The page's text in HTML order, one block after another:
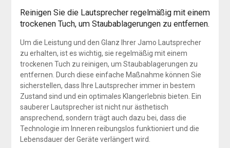
Reinigen Sie die Lautsprecher regelmäßig mit einem
trockenen Tuch, um Staubablagerungen zu entfernen.
Um die Leistung und den Glanz Ihrer Jamo Lautsprecher
zu erhalten, ist es wichtig, sie regelmäßig mit einem
trockenen Tuch zu reinigen, um Staubablagerungen zu
entfernen. Durch diese einfache Maßnahme können Sie
sicherstellen, dass Ihre Lautsprecher immer in bestem
Zustand sind und ein optimales Klangerlebnis bieten. Ein
sauberer Lautsprecher ist nicht nur ästhetisch
ansprechend, sondern trägt auch dazu bei, dass die
Technologie im Inneren reibungslos funktioniert und die
Lebensdauer der Geräte verlängert wird.